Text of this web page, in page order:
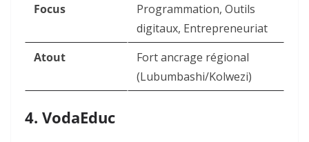
Focus
Programmation, Outils
digitaux, Entrepreneuriat
Atout
Fort ancrage régional
(Lubumbashi/Kolwezi)
4. VodaEduc